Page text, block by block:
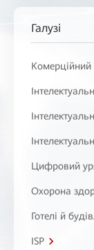
Галузі
Комерційний
Цифровий
Охорона
Готелі й
ISP